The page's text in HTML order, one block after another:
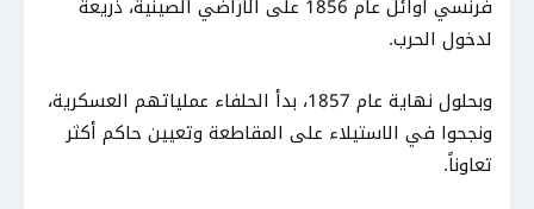
فرنسي أوائل عام 1856 على الأراضي الصينية، ذريعةً
لدخول الحرب.
وبحلول نهاية عام 1857، بدأ الحلفاء عملياتهم العسكرية،
ونجحوا في الاستيلاء على المقاطعة وتعيين حاكم أكثر
تعاوناً.